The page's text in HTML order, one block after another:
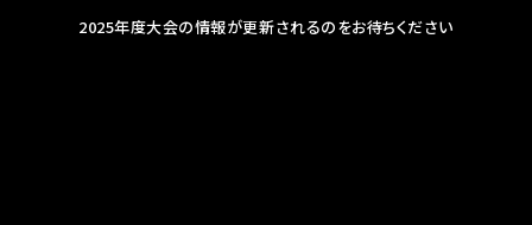
2025年度大会の情報が更新されるのをお待ちください